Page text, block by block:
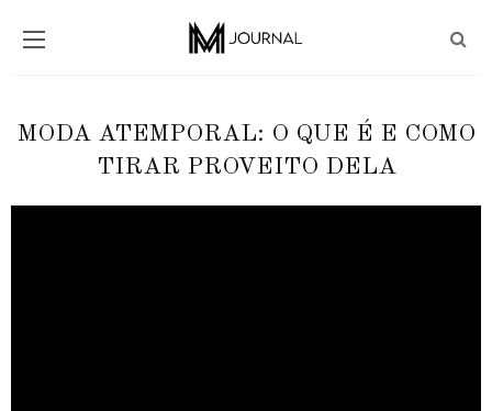
MODA ATEMPORAL: O QUE É E COMO
TIRAR PROVEITO DELA